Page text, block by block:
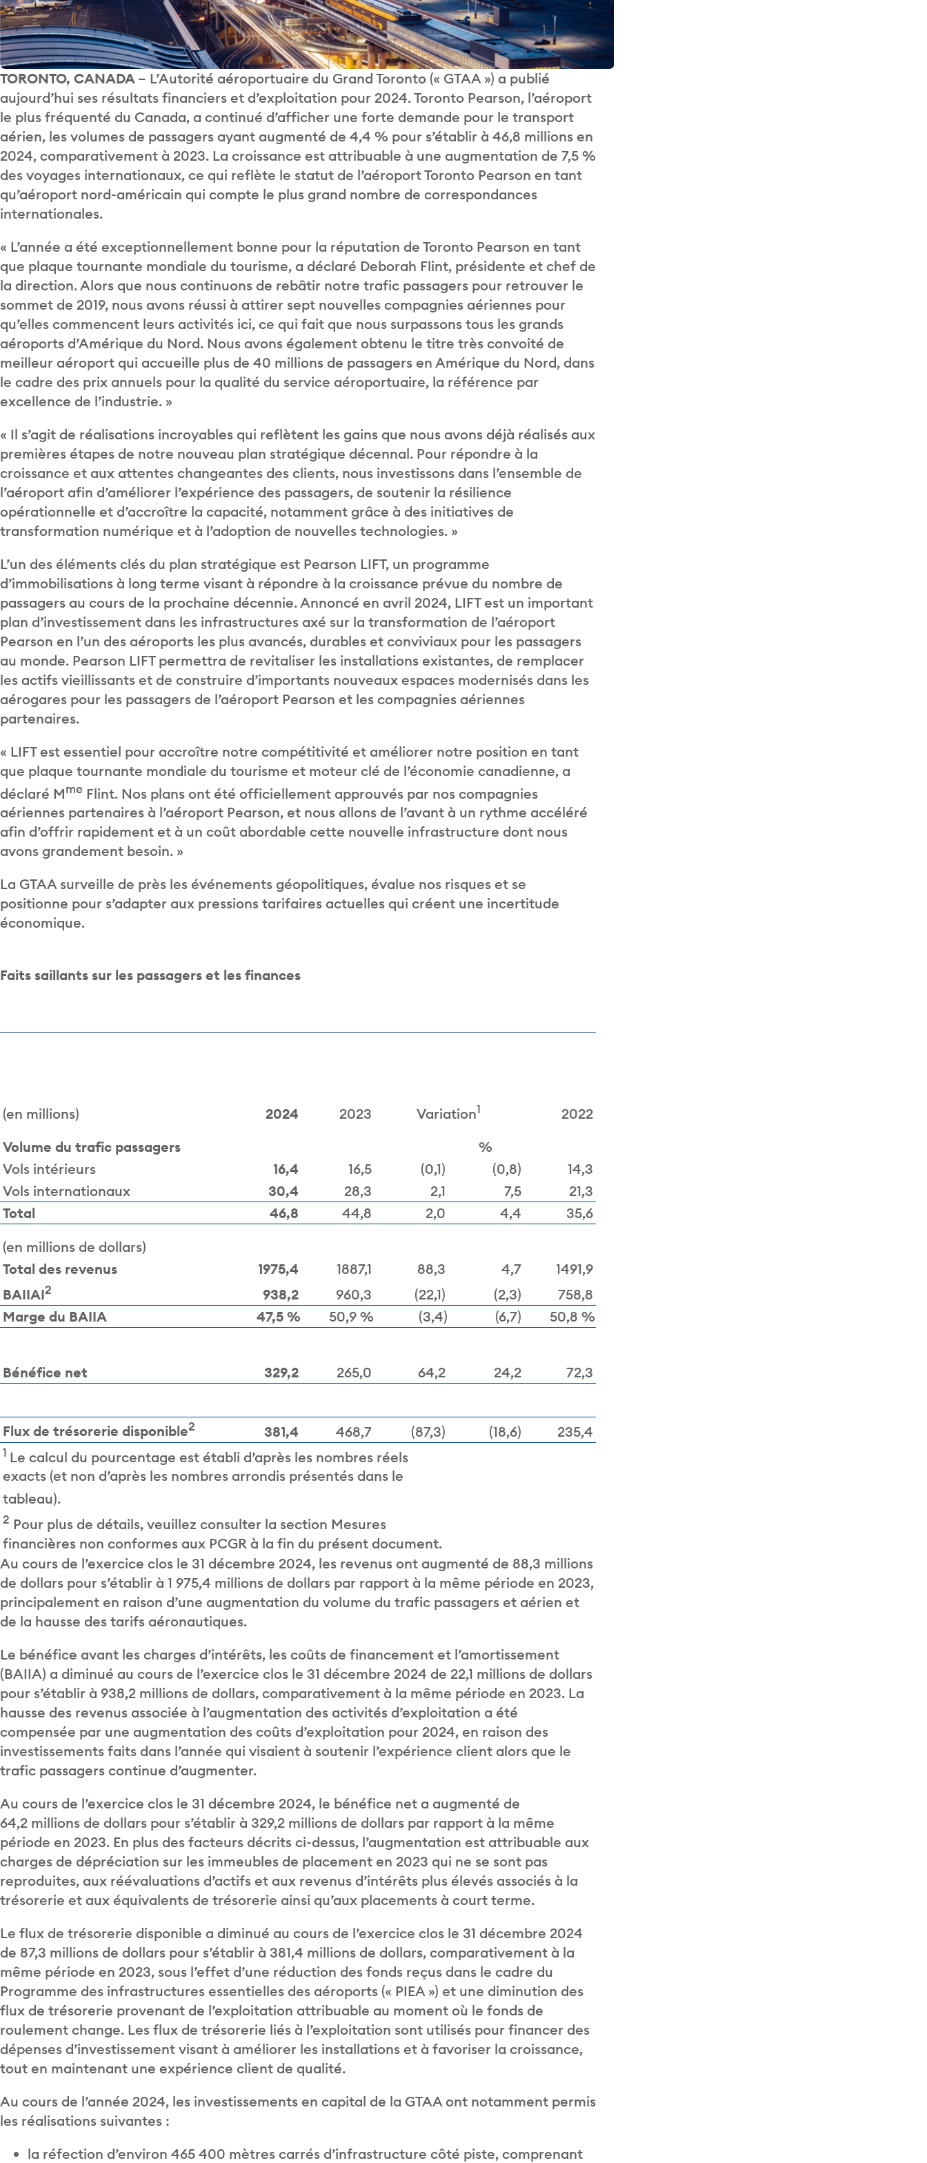
TORONTO, CANADA – L’Autorité aéroportuaire du Grand Toronto (« GTAA ») a publié
aujourd’hui ses résultats financiers et d’exploitation pour 2024. Toronto Pearson, l’aéroport
le plus fréquenté du Canada, a continué d’afficher une forte demande pour le transport
aérien, les volumes de passagers ayant augmenté de 4,4 % pour s’établir à 46,8 millions en
2024, comparativement à 2023. La croissance est attribuable à une augmentation de 7,5 %
des voyages internationaux, ce qui reflète le statut de l’aéroport Toronto Pearson en tant
qu’aéroport nord-américain qui compte le plus grand nombre de correspondances
internationales.
« L’année a été exceptionnellement bonne pour la réputation de Toronto Pearson en tant
que plaque tournante mondiale du tourisme, a déclaré Deborah Flint, présidente et chef de
la direction. Alors que nous continuons de rebâtir notre trafic passagers pour retrouver le
sommet de 2019, nous avons réussi à attirer sept nouvelles compagnies aériennes pour
qu’elles commencent leurs activités ici, ce qui fait que nous surpassons tous les grands
aéroports d’Amérique du Nord. Nous avons également obtenu le titre très convoité de
meilleur aéroport qui accueille plus de 40 millions de passagers en Amérique du Nord, dans
le cadre des prix annuels pour la qualité du service aéroportuaire, la référence par
excellence de l’industrie. »
« Il s’agit de réalisations incroyables qui reflètent les gains que nous avons déjà réalisés aux
premières étapes de notre nouveau plan stratégique décennal. Pour répondre à la
croissance et aux attentes changeantes des clients, nous investissons dans l’ensemble de
l’aéroport afin d’améliorer l’expérience des passagers, de soutenir la résilience
opérationnelle et d’accroître la capacité, notamment grâce à des initiatives de
transformation numérique et à l’adoption de nouvelles technologies. »
L’un des éléments clés du plan stratégique est Pearson LIFT, un programme
d’immobilisations à long terme visant à répondre à la croissance prévue du nombre de
passagers au cours de la prochaine décennie. Annoncé en avril 2024, LIFT est un important
plan d’investissement dans les infrastructures axé sur la transformation de l’aéroport
Pearson en l’un des aéroports les plus avancés, durables et conviviaux pour les passagers
au monde. Pearson LIFT permettra de revitaliser les installations existantes, de remplacer
les actifs vieillissants et de construire d’importants nouveaux espaces modernisés dans les
aérogares pour les passagers de l’aéroport Pearson et les compagnies aériennes
partenaires.
« LIFT est essentiel pour accroître notre compétitivité et améliorer notre position en tant
que plaque tournante mondiale du tourisme et moteur clé de l’économie canadienne, a
déclaré Mme Flint. Nos plans ont été officiellement approuvés par nos compagnies
aériennes partenaires à l’aéroport Pearson, et nous allons de l’avant à un rythme accéléré
afin d’offrir rapidement et à un coût abordable cette nouvelle infrastructure dont nous
avons grandement besoin. »
La GTAA surveille de près les événements géopolitiques, évalue nos risques et se
positionne pour s’adapter aux pressions tarifaires actuelles qui créent une incertitude
économique.
Faits saillants sur les passagers et les finances
(en millions) 2024 2023 Variation1
2022
Volume du trafic passagers
%
Vols intérieurs
16,4 16,5 (0,1) (0,8)
14,3
Vols internationaux
30,4 28,3 2,1 7,5
21,3
Total
46,8 44,8 2,0 4,4
35,6
(en millions de dollars)
Total des revenus
1975,4 1887,1 88,3 4,7
1491,9
BAIIAI2 938,2 960,3 (22,1) (2,3)
758,8
Marge du BAIIA
47,5 % 50,9 % (3,4) (6,7) 50,8 %
Bénéfice net 329,2 265,0 64,2 24,2 72,3
Flux de trésorerie disponible2 381,4 468,7 (87,3) (18,6) 235,4
1 Le calcul du pourcentage est établi d’après les nombres réels
exacts (et non d’après les nombres arrondis présentés dans le
tableau).
2 Pour plus de détails, veuillez consulter la section Mesures
financières non conformes aux PCGR à la fin du présent document.
Au cours de l’exercice clos le 31 décembre 2024, les revenus ont augmenté de 88,3 millions
de dollars pour s’établir à 1 975,4 millions de dollars par rapport à la même période en 2023,
principalement en raison d’une augmentation du volume du trafic passagers et aérien et
de la hausse des tarifs aéronautiques.
Le bénéfice avant les charges d’intérêts, les coûts de financement et l’amortissement
(BAIIA) a diminué au cours de l’exercice clos le 31 décembre 2024 de 22,1 millions de dollars
pour s’établir à 938,2 millions de dollars, comparativement à la même période en 2023. La
hausse des revenus associée à l’augmentation des activités d’exploitation a été
compensée par une augmentation des coûts d’exploitation pour 2024, en raison des
investissements faits dans l’année qui visaient à soutenir l’expérience client alors que le
trafic passagers continue d’augmenter.
Au cours de l’exercice clos le 31 décembre 2024, le bénéfice net a augmenté de
64,2 millions de dollars pour s’établir à 329,2 millions de dollars par rapport à la même
période en 2023. En plus des facteurs décrits ci-dessus, l’augmentation est attribuable aux
charges de dépréciation sur les immeubles de placement en 2023 qui ne se sont pas
reproduites, aux réévaluations d’actifs et aux revenus d’intérêts plus élevés associés à la
trésorerie et aux équivalents de trésorerie ainsi qu’aux placements à court terme.
Le flux de trésorerie disponible a diminué au cours de l’exercice clos le 31 décembre 2024
de 87,3 millions de dollars pour s’établir à 381,4 millions de dollars, comparativement à la
même période en 2023, sous l’effet d’une réduction des fonds reçus dans le cadre du
Programme des infrastructures essentielles des aéroports (« PIEA ») et une diminution des
flux de trésorerie provenant de l’exploitation attribuable au moment où le fonds de
roulement change. Les flux de trésorerie liés à l’exploitation sont utilisés pour financer des
dépenses d’investissement visant à améliorer les installations et à favoriser la croissance,
tout en maintenant une expérience client de qualité.
Au cours de l’année 2024, les investissements en capital de la GTAA ont notamment permis
les réalisations suivantes :
la réfection d’environ 465 400 mètres carrés d’infrastructure côté piste, comprenant